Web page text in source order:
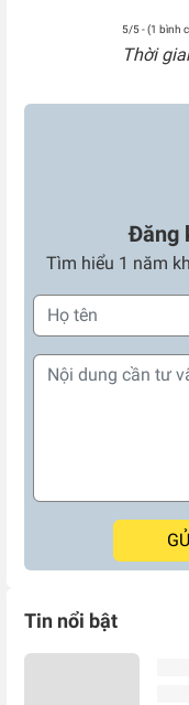
5/5 - (1 bình
Thời
Đăng
Tìm hiểu 1 năm
Tin nổi bật